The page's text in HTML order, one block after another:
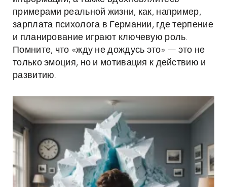
примерами реальной жизни, как, например,
зарплата психолога в Германии, где терпение
и планирование играют ключевую роль.
Помните, что «жду не дождусь это» — это не
только эмоция, но и мотивация к действию и
развитию.